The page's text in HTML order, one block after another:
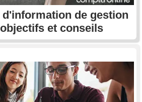
d'information de gestion
et conseils